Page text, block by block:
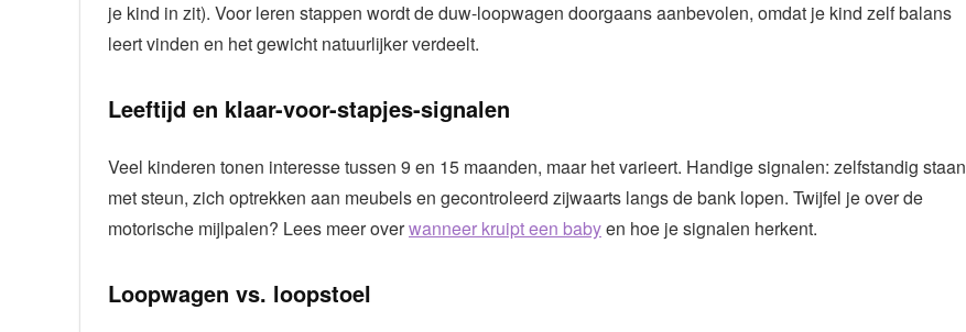
je kind in zit). Voor leren stappen wordt de duw-loopwagen doorgaans aanbevolen, omdat je kind zelf balans
leert vinden en het gewicht natuurlijker verdeelt.
Leeftijd en klaar-voor-stapjes-signalen
Veel kinderen tonen interesse tussen 9 en 15 maanden, maar het varieert. Handige signalen: zelfstandig staan
met steun, zich optrekken aan meubels en gecontroleerd zijwaarts langs de bank lopen. Twijfel je over de
motorische mijlpalen? Lees meer overwanneer kruipt een babyen hoe je signalen herkent.
Loopwagen vs. loopstoel